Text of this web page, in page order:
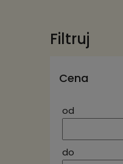
Filtruj
Cena
od
do